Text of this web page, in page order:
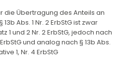
die Übertragung des Anteils an
Abs. 1 Nr. 2 ErbStG ist zwar
1 und 2 Nr. 2 ErbStG, jedoch nach
und analog nach § 13b Abs.
1, Nr. 4 ErbStG